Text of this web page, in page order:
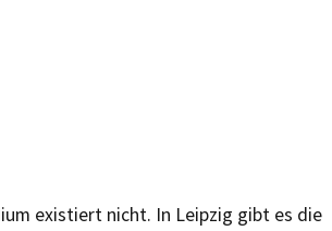
existiert nicht. In Leipzig gibt es die